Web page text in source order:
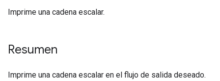
Imprime una cadena escalar.
Resumen
Imprime una cadena escalar en el flujo de salida deseado.